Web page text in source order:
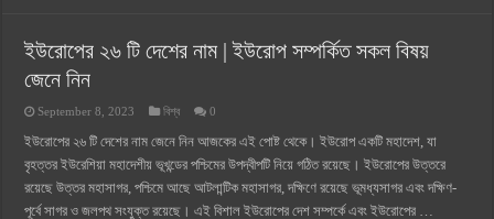
ইউরোপের ২৬ টি দেশের নাম | ইউরোপ সম্পর্কিত সকল বিষয়
জেনে নিন
September 8, 2023 বিশ্ব 0
ইউরোপের ২৬ টি দেশের নাম জেনে নিন আজকের এই পোষ্ট থেকে। ইউরোপ একটি মহাদেশ, যা
বৃহত্তর ইউরেশিয়া মহাদেশীয় ভূখন্ডের পশ্চিমের উপদ্বীপটি নিয়ে গঠিত রয়েছে। ইউরোপের উত্তরে
রয়েছে উত্তর মহাসাগর, পশ্চিমে আছে আটলান্টিক মহাসাগর, দক্ষিণে রয়েছে ভূমধ্যসাগর এবং দক্ষিণ-
পূর্বে সাগর ও জলপথ সংযুক্ত রয়েছে। এই বিশাল ইউরোপের দেশ সম্পর্কে এবং ইউরোপের …